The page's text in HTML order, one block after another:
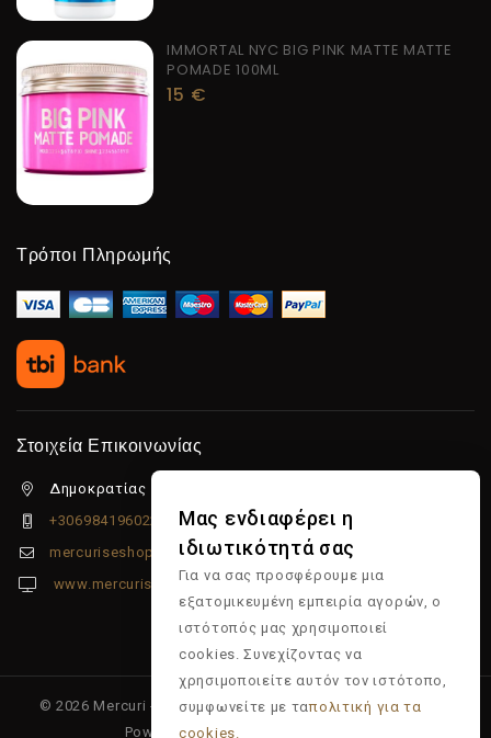
IMMORTAL NYC BIG PINK MATTE MATTE
POMADE 100ML
15 €
Τρόποι Πληρωμής
Στοιχεία Επικοινωνίας
Δημοκρατίας 5β Λιμένας Χερσονήσου, 70014
+306984196022
mercuriseshop@gmail.com
www.mercuriseshop.gr
© 2026 Mercuri - Είδη κομμωτηρίου - Επώνυμα προϊόντα -
Powered & Supported by
Μας ενδιαφέρει η
ιδιωτικότητά σας
Για να σας προσφέρουμε μια
εξατομικευμένη εμπειρία αγορών, ο
ιστότοπός μας χρησιμοποιεί
cookies. Συνεχίζοντας να
χρησιμοποιείτε αυτόν τον ιστότοπο,
συμφωνείτε με ταπολιτική για τα
cookies.